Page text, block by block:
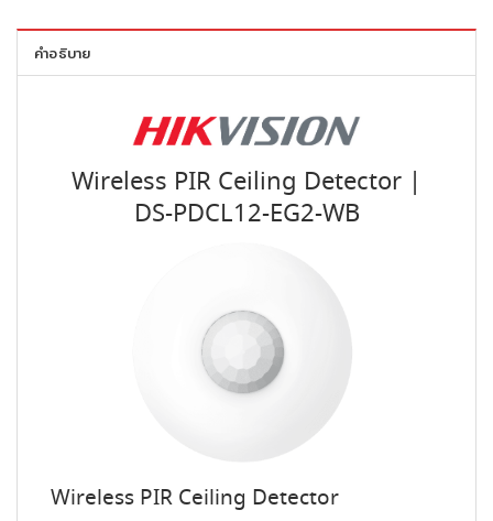
คำอธิบาย
Wireless PIR Ceiling Detector |
DS-PDCL12-EG2-WB
Wireless PIR Ceiling Detector